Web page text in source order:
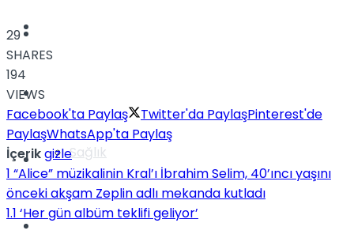
Sağlık
Türkiye
Müzik
Sinema
29
SHARES
194
VIEWS
Facebook'ta Paylaş
Twitter'da PaylaşPinterest'de
PaylaşWhatsApp'ta Paylaş
İçerikgizle
1 “Alice” müzikalinin Kral’ı İbrahim Selim, 40’ıncı yaşını
önceki akşam Zeplin adlı mekanda kutladı
1.1 ‘Her gün albüm teklifi geliyor’